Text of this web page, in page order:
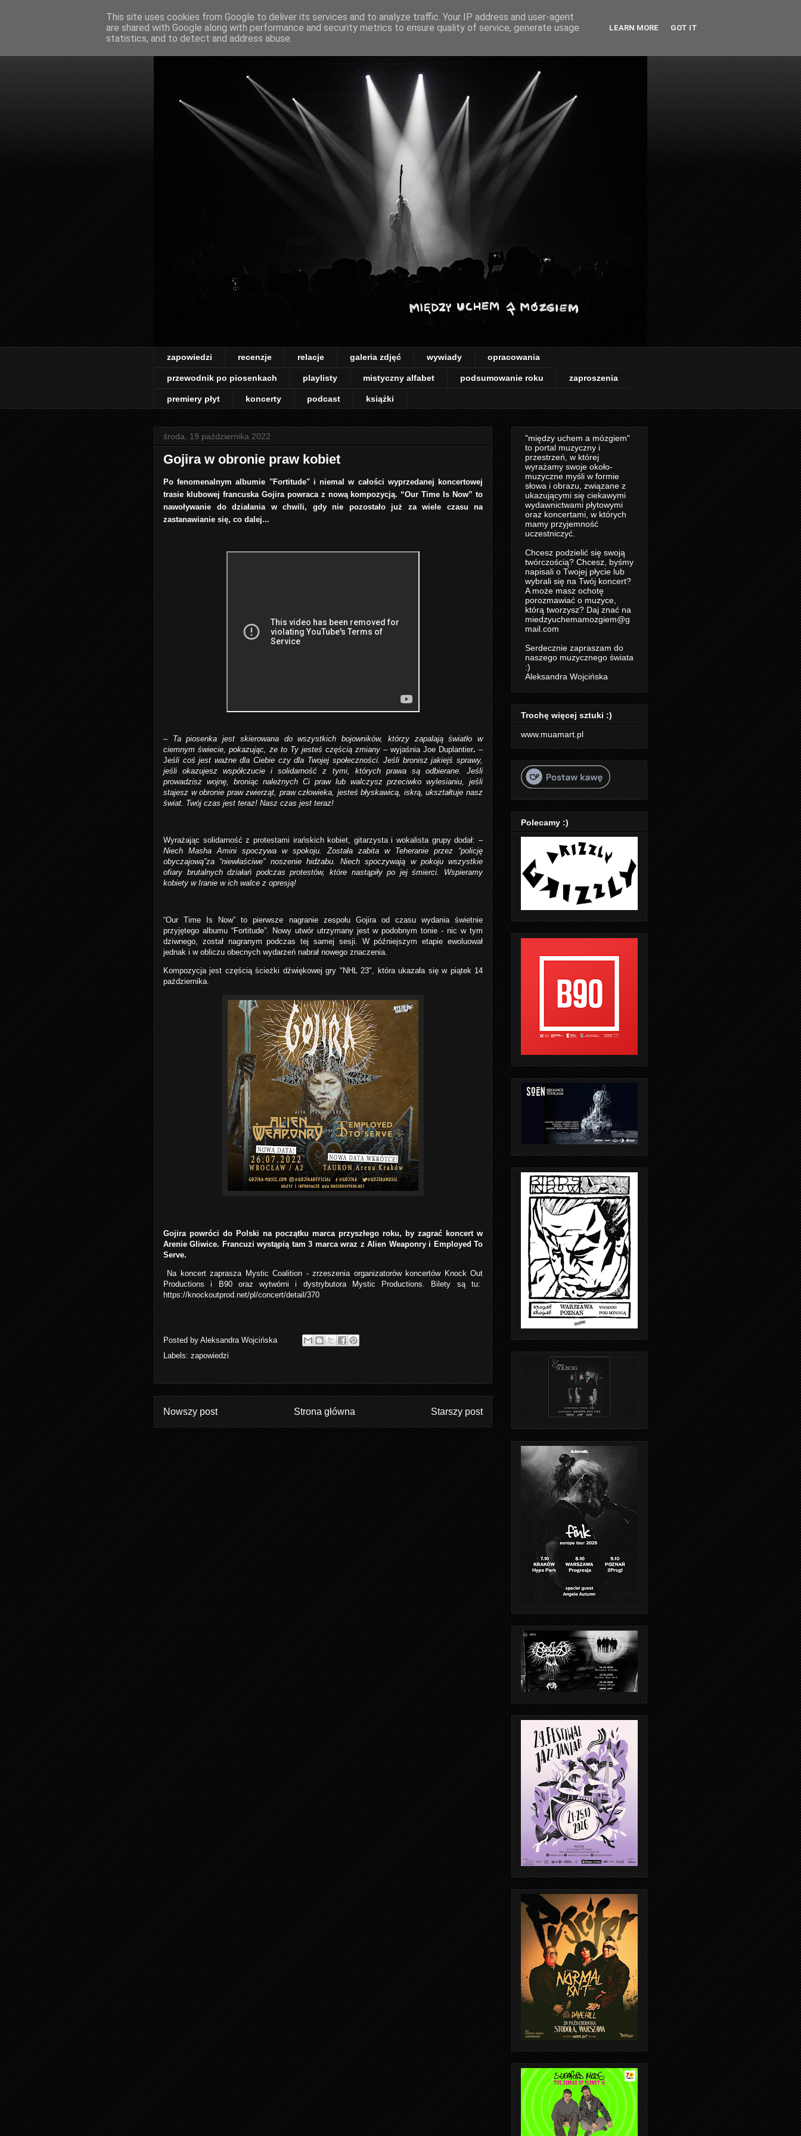
zapowiedzi recenzje relacje galeria zdjęć wywiady opracowania
przewodnik po piosenkach playlisty mistyczny alfabet podsumowanie roku zaproszenia
premiery płyt koncerty podcast książki
środa, 19 października 2022
Gojira w obronie praw kobiet
Po fenomenalnym albumie "Fortitude" i niemal w całości wyprzedanej koncertowej
trasie klubowej francuska Gojira powraca z nową kompozycją. “Our Time Is Now”to
nawoływanie do działania w chwili, gdy nie pozostało już za wiele czasu na
zastanawianie się, co dalej...
– Ta piosenka jest skierowana do wszystkich bojowników, którzy zapalają światło w
ciemnym świecie, pokazując, że to Ty jesteś częścią zmiany – wyjaśnia Joe Duplantier. –
Jeśli coś jest ważne dla Ciebie czy dla Twojej społeczności. Jeśli bronisz jakiejś sprawy,
jeśli okazujesz współczucie i solidarność z tymi, których prawa są odbierane. Jeśli
prowadzisz wojnę, broniąc należnych Ci praw lub walczysz przeciwko wylesianiu, jeśli
stajesz w obronie praw zwierząt, praw człowieka, jesteś błyskawicą, iskrą, ukształtuje nasz
świat. Twój czas jest teraz! Nasz czas jest teraz!
Wyrażając solidarność z protestami irańskich kobiet, gitarzysta i wokalista grupy dodał: –
Niech Masha Amini spoczywa w spokoju. Została zabita w Teheranie przez “policję
obyczajową”za “niewłaściwe” noszenie hidżabu. Niech spoczywają w pokoju wszystkie
ofiary brutalnych działań podczas protestów, które nastąpiły po jej śmierci. Wspieramy
kobiety w Iranie w ich walce z opresją!
“Our Time Is Now” to pierwsze nagranie zespołu Gojira od czasu wydania świetnie
przyjętego albumu “Fortitude”. Nowy utwór utrzymany jest w podobnym tonie - nic w tym
dziwnego, został nagranym podczas tej samej sesji. W późniejszym etapie ewoluował
jednak i w obliczu obecnych wydarzeń nabrał nowego znaczenia.
Kompozycja jest częścią ścieżki dźwiękowej gry "NHL 23", która ukazała się w piątek 14
pażdziernika.
Gojira powróci do Polski na początku marca przyszłego roku, by zagrać koncert w
Arenie Gliwice. Francuzi wystąpią tam 3 marca wraz z Alien Weaponry i Employed To
Serve.
Na koncert zaprasza Mystic Coalition - zrzeszenia organizatorów koncertów Knock Out
Productions i B90 oraz wytwórni i dystrybutora Mystic Productions. Bilety są tu:
https://knockoutprod.net/pl/concert/detail/370
Posted by Aleksandra Wojcińska
Labels: zapowiedzi
Nowszy post Starszy post
Strona główna
"między uchem a mózgiem"
to portal muzyczny i
przestrzeń, w której
wyrażamy swoje około-
muzyczne myśli w formie
słowa i obrazu, związane z
ukazującymi się ciekawymi
wydawnictwami płytowymi
oraz koncertami, w których
mamy przyjemność
uczestniczyć.
Chcesz podzielić się swoją
twórczością? Chcesz, byśmy
napisali o Twojej płycie lub
wybrali się na Twój koncert?
A może masz ochotę
porozmawiać o muzyce,
którą tworzysz? Daj znać na
miedzyuchemamozgiem@g
mail.com
Serdecznie zapraszam do
naszego muzycznego świata
:)
Aleksandra Wojcińska
Trochę więcej sztuki :)
www.muamart.pl
Polecamy :)
This site uses cookies from Google to deliver its services and to analyze traffic. Your IP address and user-agent
are shared with Google along with performance and security metrics to ensure quality of service, generate usage
statistics, and to detect and address abuse.
LEARN MORE GOT IT